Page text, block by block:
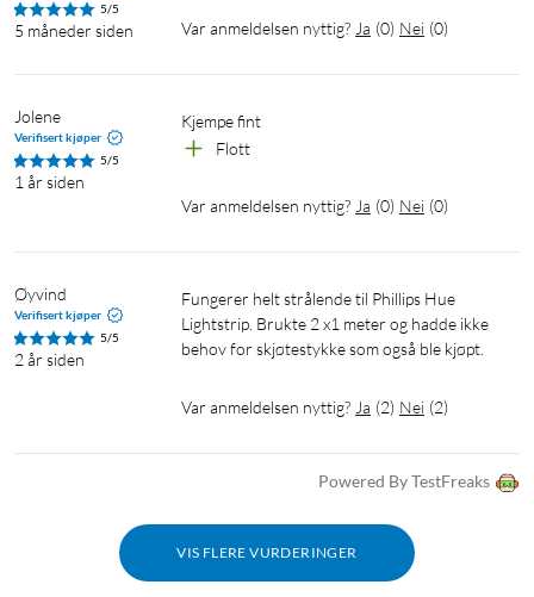
5/5
5 måneder siden Var anmeldelsen nyttig? Ja (0) Nei (0)
Jolene
Verifisert kjøper
5/5
1 år siden
Kjempe fint
Flott
Var anmeldelsen nyttig? Ja (0) Nei (0)
Øyvind
Verifisert kjøper
5/5
2 år siden
Fungerer helt strålende til Phillips Hue
Lightstrip. Brukte 2 x1 meter og hadde ikke
behov for skjøtestykke som også ble kjøpt.
Var anmeldelsen nyttig? Ja (2) Nei (2)
Powered By TestFreaks
VIS FLERE VURDERINGER